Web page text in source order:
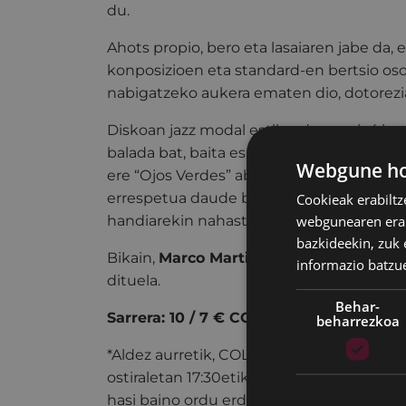
du.
Ahots propio, bero eta lasaiaren jabe da,
konposizioen eta standard-en bertsio
nabigatzeko aukera ematen dio,
Diskoan jazz modal estiloa dago soleá
balada bat, baita espainiar abestiari
ere “Ojos Verdes” abestiarekin.
errespetua daude berrasmatzeko eta
handiarekin nahastuta.
Bikain, Marco Martinez, Ander García
dituela.
Sarrera: 10 / 7 € COLISEOAREN LAGUNA
*Aldez aurretik, COLISEO antzokiko
ostiraletan 17:30etik 19:30era eta
hasi baino ordu erdi lehenago eskura
Webgune
Cookieak
webgunearen
bazkideekin,
informazio
Behar-
beharrezkoa